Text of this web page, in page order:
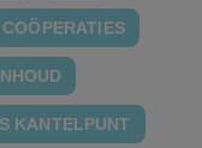
KANTELPUNT